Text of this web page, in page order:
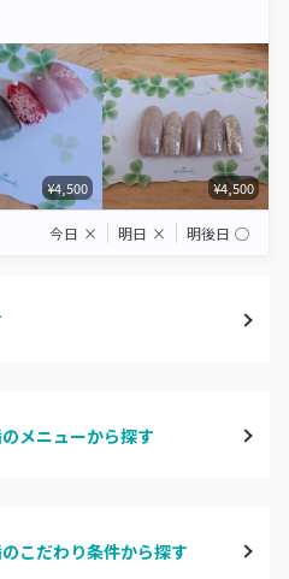
¥4,500 ¥4,500
今日 × 明日 × 明後日 ◯
メニューから探す
こだわり条件から探す